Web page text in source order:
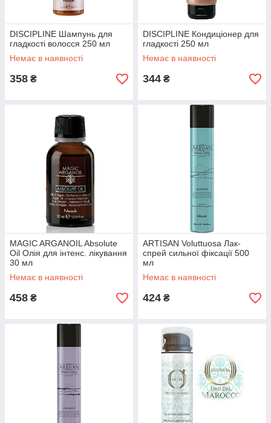
DISCIPLINE Шампунь для
гладкості волосся 250 мл
Немає в наявності
358 ₴
DISCIPLINE Кондиціонер для
гладкості 250 мл
Немає в наявності
344 ₴
MAGIC ARGANOIL Absolute
Oil Олія для інтенс. лікування
30 мл
Немає в наявності
458 ₴
ARTISAN Voluttuosa Лак-
спрей сильної фіксації 500
мл
Немає в наявності
424 ₴